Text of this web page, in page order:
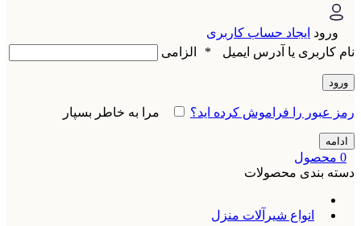
ورود ایجاد حساب کاربری
نام کاربری یا آدرس ایمیل
* الزامی
ورود
رمز عبور را فراموش کرده اید؟ مرا به خاطر بسپار
ادامه
0 محصول
دسته بندی محصولات
انواع شیرآلات منزل